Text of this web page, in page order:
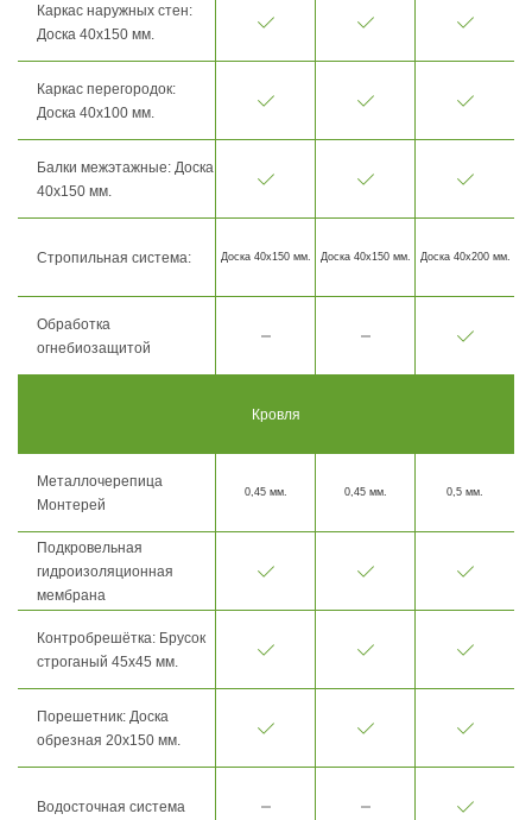
Каркас наружных стен:
Доска 40х150 мм.
Каркас перегородок:
Доска 40х100 мм.
Балки межэтажные: Доска
40х150 мм.
Стропильная система: Доска 40х150 мм. Доска 40х150 мм. Доска 40х200 мм.
Обработка
огнебиозащитой
Кровля
Металлочерепица
Монтерей
0,45 мм. 0,45 мм. 0,5 мм.
Подкровельная
гидроизоляционная
мембрана
Контробрешётка: Брусок
строганый 45х45 мм.
Порешетник: Доска
обрезная 20х150 мм.
Водосточная система